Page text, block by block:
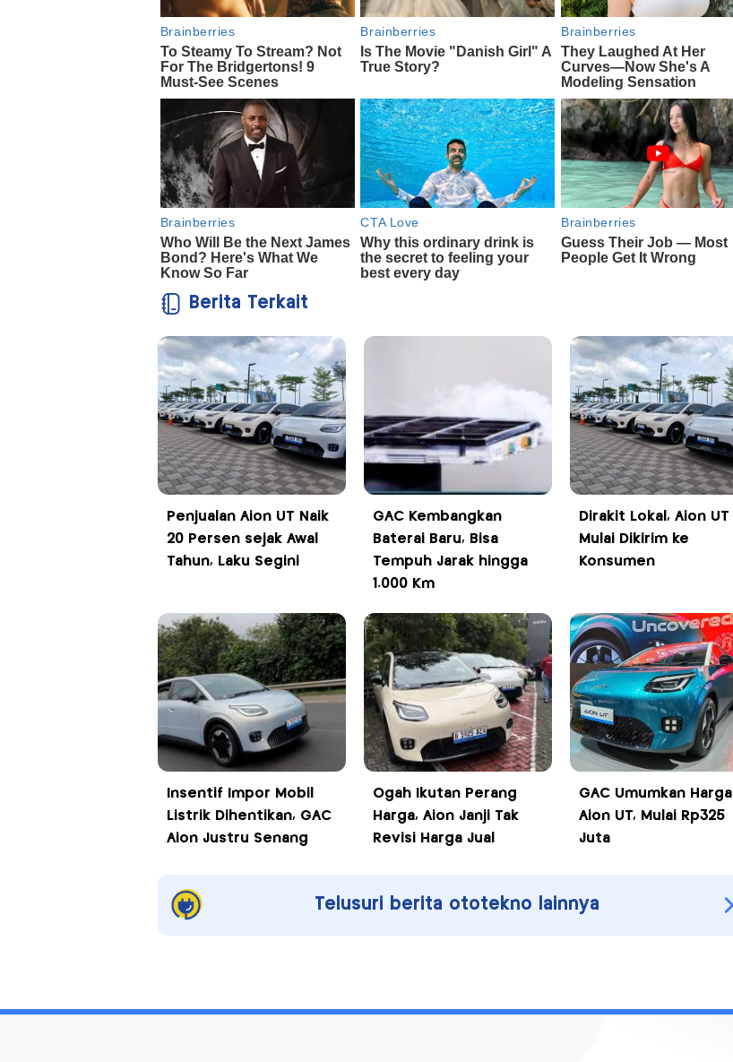
Berita Terkait
Penjualan Aion UT Naik
20 Persen sejak Awal
Tahun, Laku Segini
GAC Kembangkan
Baterai Baru, Bisa
Tempuh Jarak hingga
1.000 Km
Dirakit Lokal, Aion UT
Mulai Dikirim ke
Konsumen
Insentif Impor Mobil
Listrik Dihentikan, GAC
Aion Justru Senang
Ogah Ikutan Perang
Harga, Aion Janji Tak
Revisi Harga Jual
GAC Umumkan Harga
Aion UT, Mulai Rp325
Juta
Telusuri berita ototekno lainnya